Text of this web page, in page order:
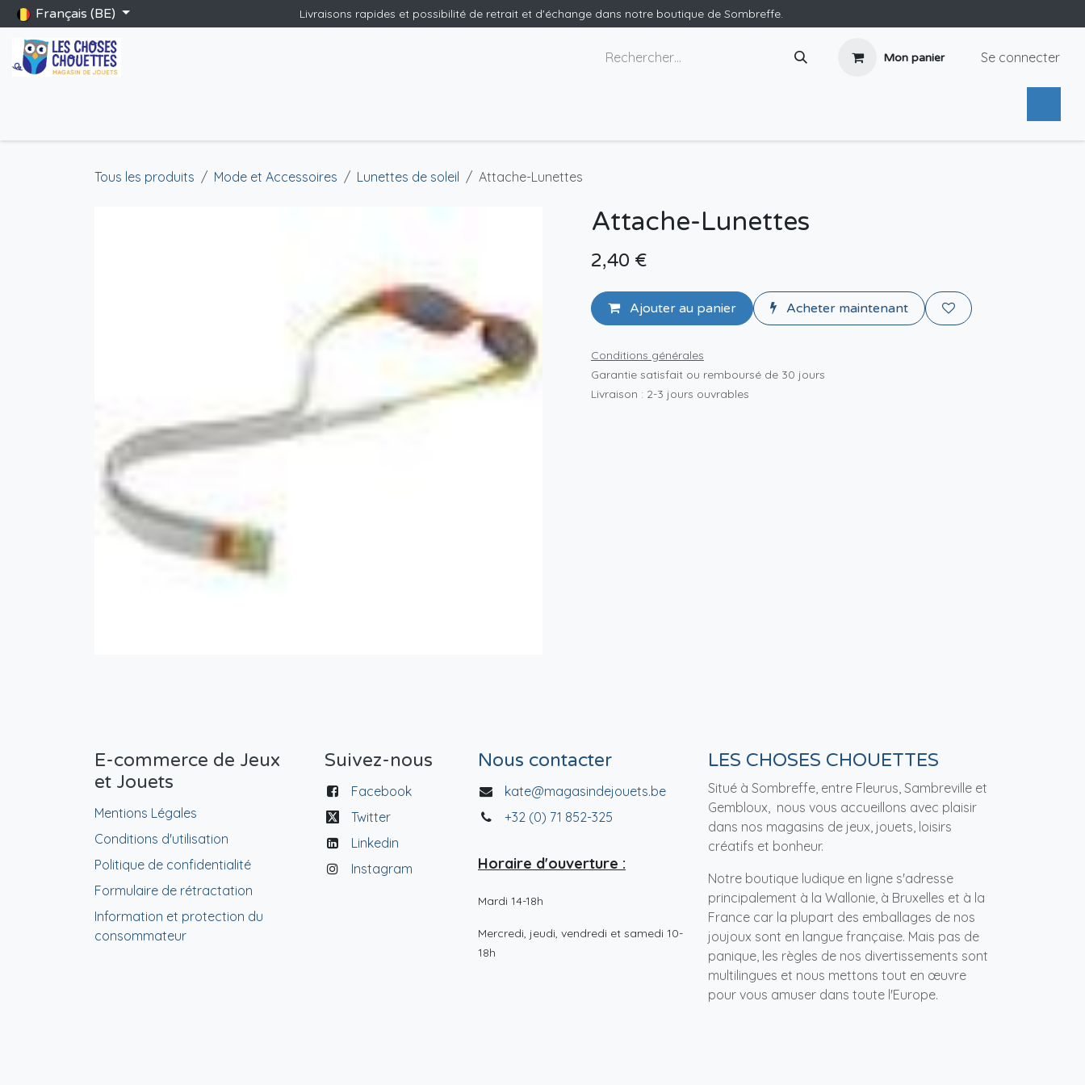
Se rendre au contenu
Français (BE) Livraisons rapides et possibilité de retrait et d'échange dans notre boutique de Sombreffe.
Mon panier Se connecter
Tous les produits Mode et Accessoires Lunettes de soleil Attache-Lunettes
Attache-Lunettes
2,40 €
Ajouter au panier Acheter maintenant
Conditions générales
Garantie satisfait ou remboursé de 30 jours
Livraison : 2-3 jours ouvrables
E-commerce de Jeux
et Jouets
Mentions Légales
Conditions d'utilisation
Politique de confidentialité
Formulaire de rétractation
Information et protection du
consommateur
Suivez-nous
Facebook
Twitter
Linkedin
Instagram
Nous contacter
kate@magasindejouets.be
+32 (0) 71 852-325
Horaire d'ouverture :
Mardi 14-18h
Mercredi, jeudi, vendredi et samedi 10-
18h
LES CHOSES CHOUETTES
Situé à Sombreffe, entre Fleurus, Sambreville et
Gembloux, nous vous accueillons avec plaisir
dans nos magasins de jeux, jouets, loisirs
créatifs et bonheur.
Notre boutique ludique en ligne s'adresse
principalement à la Wallonie, à Bruxelles et à la
France car la plupart des emballages de nos
joujoux sont en langue française. Mais pas de
panique, les règles de nos divertissements sont
multilingues et nous mettons tout en œuvre
pour vous amuser dans toute l'Europe.